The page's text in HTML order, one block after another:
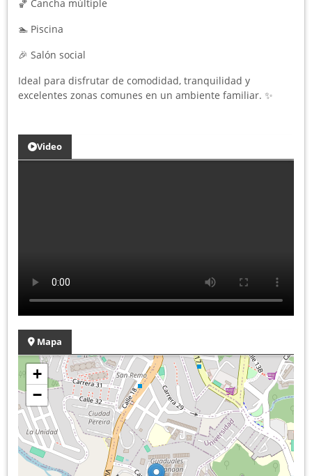
🏀 Cancha múltiple
🏊 Piscina
🎉 Salón social
Ideal para disfrutar de comodidad, tranquilidad y
excelentes zonas comunes en un ambiente familiar. ✨
Video
Mapa
+
−